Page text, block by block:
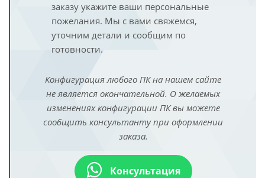
заказу укажите ваши персональные
пожелания. Мы с вами свяжемся,
уточним детали и сообщим по
готовности.
Конфигурация любого ПК на нашем сайте
не является окончательной. О желаемых
изменениях конфигурации ПК вы можете
сообщить консультанту при оформлении
заказа.
Консультация